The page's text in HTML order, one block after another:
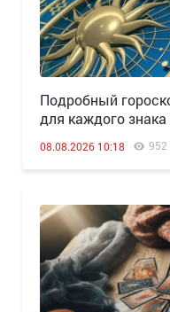
Подробный
для каждого знака
08.08.2026 10:18 952